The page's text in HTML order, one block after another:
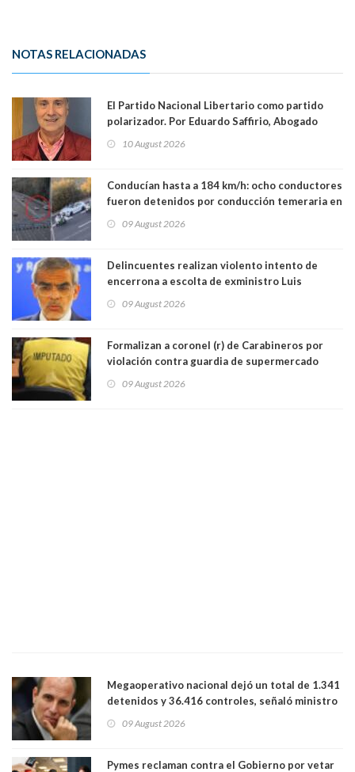
NOTAS RELACIONADAS
El Partido Nacional Libertario como partido
polarizador. Por Eduardo Saffirio, Abogado
10 August 2026
Conducían hasta a 184 km/h: ocho conductores
fueron detenidos por conducción temeraria en
09 August 2026
Delincuentes realizan violento intento de
encerrona a escolta de exministro Luis
Lo Espejo
09 August 2026
Formalizan a coronel (r) de Carabineros por
violación contra guardia de supermercado
09 August 2026
Megaoperativo nacional dejó un total de 1.341
detenidos y 36.416 controles, señaló ministro
09 August 2026
Pymes reclaman contra el Gobierno por vetar